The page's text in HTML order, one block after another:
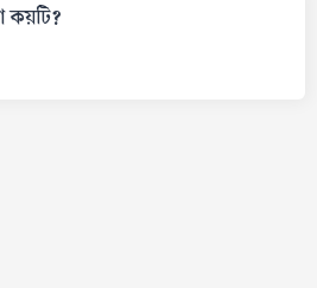
কয়টি?